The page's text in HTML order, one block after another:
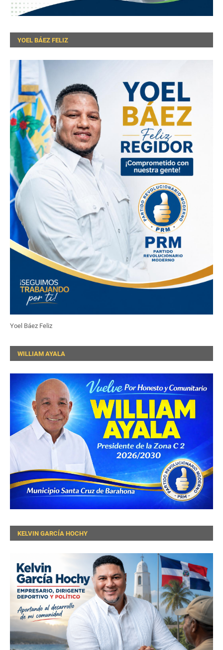
YOEL BÁEZ FELIZ
Yoel Báez Feliz
WILLIAM AYALA
KELVIN GARCÍA HOCHY